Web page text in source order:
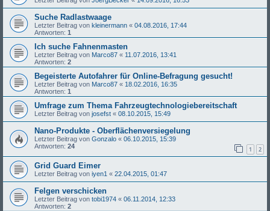
Suche Radlastwaage
Letzter Beitrag von kleinermann « 04.08.2016, 17:44
Antworten: 1
Ich suche Fahnenmasten
Letzter Beitrag von Marco87 « 11.07.2016, 13:41
Antworten: 2
Begeisterte Autofahrer für Online-Befragung gesucht!
Letzter Beitrag von Marco87 « 18.02.2016, 16:35
Antworten: 1
Umfrage zum Thema Fahrzeugtechnologiebereitschaft
Letzter Beitrag von josefst « 08.10.2015, 15:49
Nano-Produkte - Oberflächenversiegelung
Letzter Beitrag von Gonzalo « 06.10.2015, 15:39
Antworten: 24 1 2
Grid Guard Eimer
Letzter Beitrag von iyen1 « 22.04.2015, 01:47
Felgen verschicken
Letzter Beitrag von tobi1974 « 06.11.2014, 12:33
Antworten: 2